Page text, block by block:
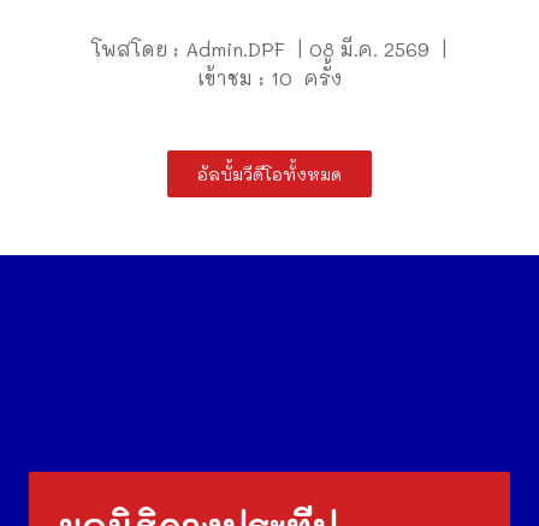
โพสโดย : Admin.DPF | 08 มี.ค. 2569 |
เข้าชม : 10 ครั้ง
อัลบั้มวีดีโอทั้งหมด